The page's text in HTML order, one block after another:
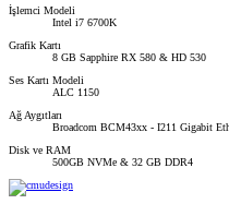
İşlemci Modeli
Intel i7 6700K
Grafik Kartı
8 GB Sapphire RX 580 & HD 530
Ses Kartı Modeli
ALC 1150
Ağ Aygıtları
Broadcom BCM43xx - I211 Gigabit
Disk ve RAM
500GB NVMe & 32 GB DDR4